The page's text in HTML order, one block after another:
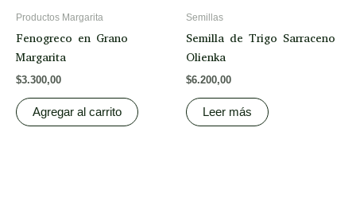
Productos Margarita
Fenogreco en Grano
Margarita
$3.300,00
Agregar al carrito
Semillas
Semilla de Trigo Sarraceno
Olienka
$6.200,00
Leer más